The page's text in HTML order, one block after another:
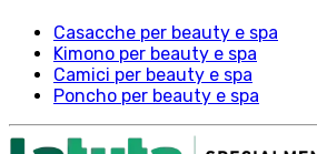
Casacche per beauty e spa
Kimono per beauty e spa
Camici per beauty e spa
Poncho per beauty e spa